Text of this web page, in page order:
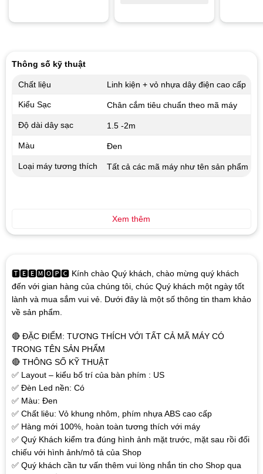
🆃🅴🅴🅼🅾🅿🅲 Kính chào Quý khách, chào mừng quý khách
đến với gian hàng của chúng tôi, chúc Quý khách một ngày tốt
lành và mua sắm vui vẻ. Dưới đây là một số thông tin tham khảo
về sản phẩm.
🔴 ĐẶC ĐIỂM: TƯƠNG THÍCH VỚI TẤT CẢ MÃ MÁY CÓ
TRONG TÊN SẢN PHẨM
🔴 THÔNG SỐ KỸ THUẬT
✅ Layout – kiểu bố trí của bàn phím : US
✅ Đèn Led nền: Có
✅ Màu: Đen
✅ Chất liêu: Vỏ khung nhôm, phím nhựa ABS cao cấp
✅ Hàng mới 100%, hoàn toàn tương thích với máy
✅ Quý Khách kiểm tra đúng hình ảnh mặt trước, mặt sau rồi đối
chiếu với hình ảnh/mô tả của Shop
✅ Quý khách cần tư vấn thêm vui lòng nhắn tin cho Shop qua
Thông số kỹ thuật
Chất liệu Linh kiện + vỏ nhựa dây điện cao cấp
Kiểu Sạc Chân cắm tiêu chuẩn theo mã máy
Độ dài dây sạc 1.5 -2m
Màu Đen
Loại máy tương thích Tất cả các mã máy như tên sản phẩm
Xem thêm